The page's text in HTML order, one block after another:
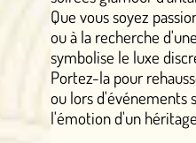
Que vous soyez
ou à la recherche
symbolise le luxe
Portez-la pour
ou lors d'événements
l'émotion d'un